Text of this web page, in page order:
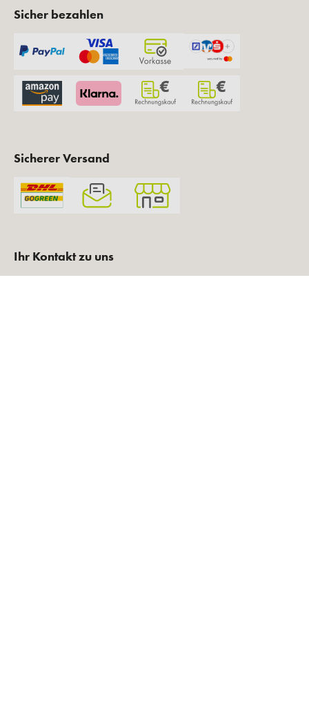
Sicher bezahlen
Sicherer Versand
Ihr Kontakt zu uns